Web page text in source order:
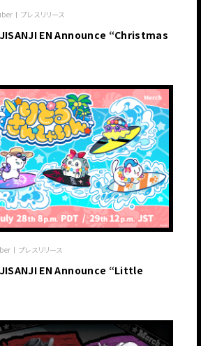
プレスリリース
EN Announce “Christmas
プレスリリース
EN Announce “Little